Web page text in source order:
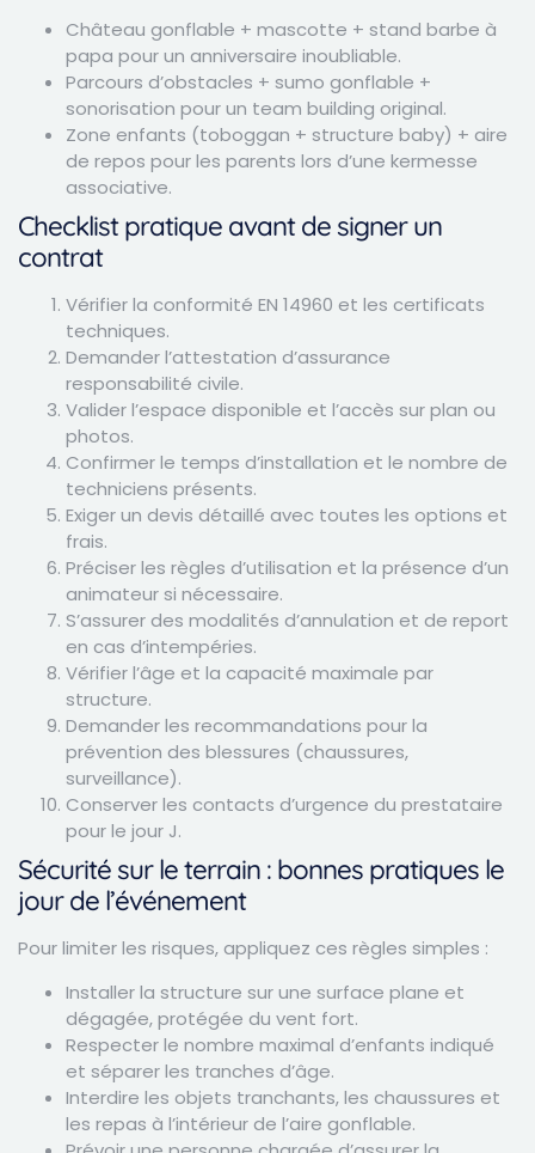
Château gonflable + mascotte + stand barbe à
papa pour un anniversaire inoubliable.
Parcours d’obstacles + sumo gonflable +
sonorisation pour un team building original.
Zone enfants (toboggan + structure baby) + aire
de repos pour les parents lors d’une kermesse
associative.
Checklist pratique avant de signer un
contrat
Vérifier la conformité EN 14960 et les certificats
techniques.
Demander l’attestation d’assurance
responsabilité civile.
Valider l’espace disponible et l’accès sur plan ou
photos.
Confirmer le temps d’installation et le nombre de
techniciens présents.
Exiger un devis détaillé avec toutes les options et
frais.
Préciser les règles d’utilisation et la présence d’un
animateur si nécessaire.
S’assurer des modalités d’annulation et de report
en cas d’intempéries.
Vérifier l’âge et la capacité maximale par
structure.
Demander les recommandations pour la
prévention des blessures (chaussures,
surveillance).
Conserver les contacts d’urgence du prestataire
pour le jour J.
Sécurité sur le terrain : bonnes pratiques le
jour de l’événement
Pour limiter les risques, appliquez ces règles simples :
Installer la structure sur une surface plane et
dégagée, protégée du vent fort.
Respecter le nombre maximal d’enfants indiqué
et séparer les tranches d’âge.
Interdire les objets tranchants, les chaussures et
les repas à l’intérieur de l’aire gonflable.